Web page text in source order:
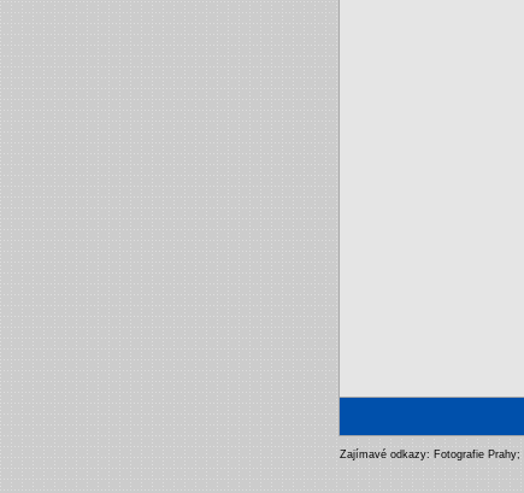
Zajímavé odkazy: Fotografie Prahy;